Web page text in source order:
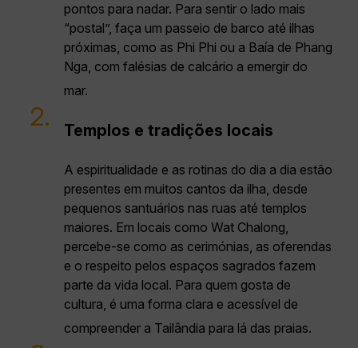
pontos para nadar. Para sentir o lado mais
“postal”, faça um passeio de barco até ilhas
próximas, como as Phi Phi ou a Baía de Phang
Nga, com falésias de calcário a emergir do
mar.
2. Templos e tradições locais
A espiritualidade e as rotinas do dia a dia estão
presentes em muitos cantos da ilha, desde
pequenos santuários nas ruas até templos
maiores. Em locais como Wat Chalong,
percebe-se como as cerimónias, as oferendas
e o respeito pelos espaços sagrados fazem
parte da vida local. Para quem gosta de
cultura, é uma forma clara e acessível de
compreender a Tailândia para lá das praias.